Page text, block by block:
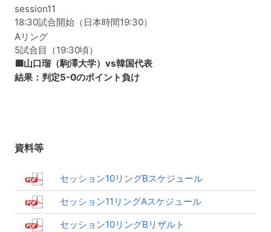
session11
18:30試合開始（日本時間19:30）
Aリング
5試合目（19:30頃）
🟥山口瑠（駒澤大学）vs韓国代表
結果：判定5-0のポイント負け
資料等
セッション10リングBスケジュール
セッション11リングAスケジュール
セッション10リングBリザルト